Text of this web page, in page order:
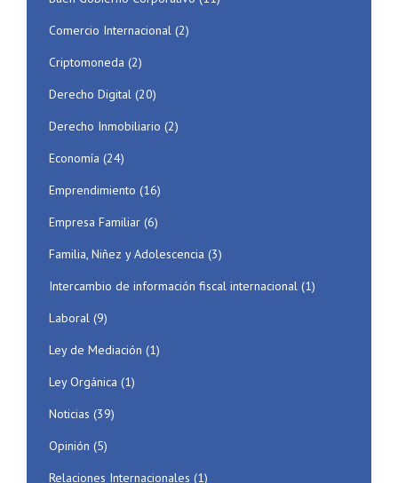
Comercio Internacional (2)
Criptomoneda (2)
Derecho Digital (20)
Derecho Inmobiliario (2)
Economía (24)
Emprendimiento (16)
Empresa Familiar (6)
Familia, Niñez y Adolescencia (3)
Intercambio de información fiscal internacional (1)
Laboral (9)
Ley de Mediación (1)
Ley Orgánica (1)
Noticias (39)
Opinión (5)
Relaciones Internacionales (1)